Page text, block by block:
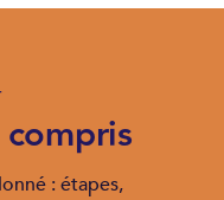
: étapes,